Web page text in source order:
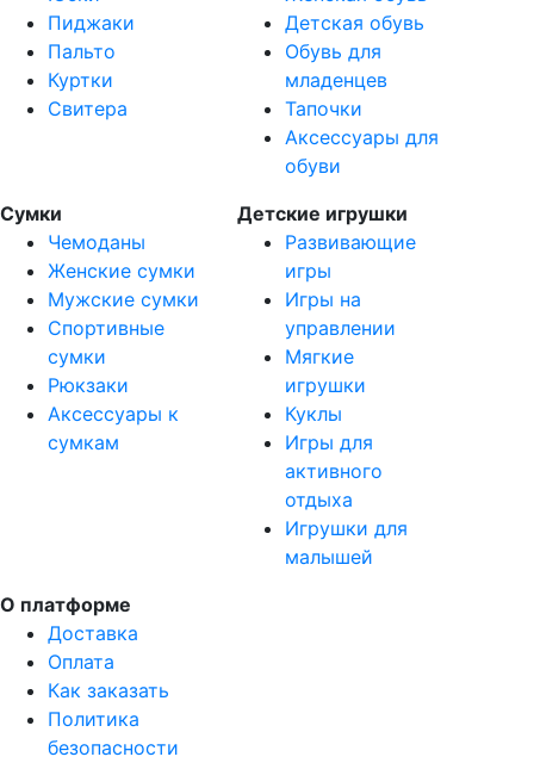
Пиджаки
Пальто
Куртки
Свитера
Детская обувь
Обувь для
младенцев
Тапочки
Аксессуары для
обуви
Сумки
Чемоданы
Женские сумки
Мужские сумки
Спортивные
сумки
Рюкзаки
Аксессуары к
сумкам
Детские игрушки
Развивающие
игры
Игры на
управлении
Мягкие
игрушки
Куклы
Игры для
активного
отдыха
Игрушки для
малышей
О платформе
Доставка
Оплата
Как заказать
Политика
безопасности